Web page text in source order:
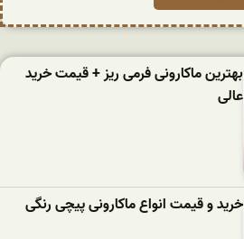
بهترین ماکارونی فرمی ریز + قیمت خرید
عالی
خرید و قیمت انواع ماکارونی پیچی رنگی